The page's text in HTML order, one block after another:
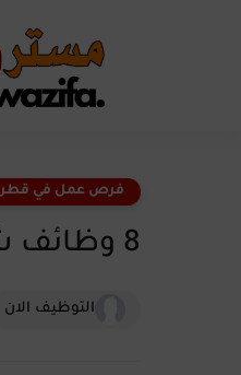
فرص عمل في قطر
8 وظائف شاغرة لدي مدرسة مسيعيد الدولية في قطر
التوظيف الان